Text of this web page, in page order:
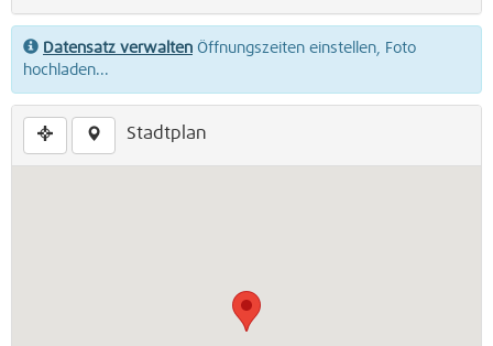
Datensatz verwalten Öffnungszeiten einstellen, Foto
hochladen...
Stadtplan